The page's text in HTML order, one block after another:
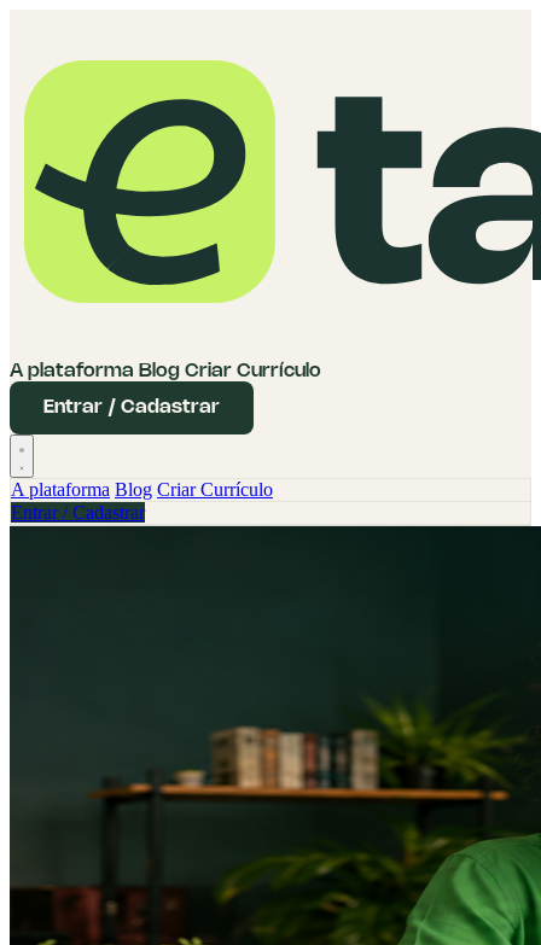
A plataforma Blog Criar Currículo
Entrar / Cadastrar
A plataforma Blog Criar Currículo
Entrar / Cadastrar